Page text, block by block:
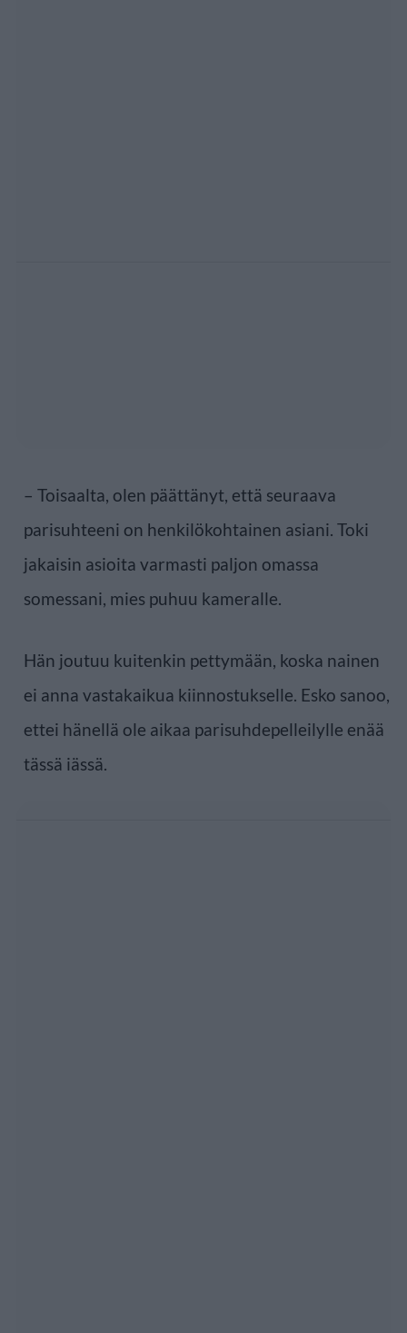
– Toisaalta, olen päättänyt, että seuraava
parisuhteeni on henkilökohtainen asiani. Toki
jakaisin asioita varmasti paljon omassa
somessani, mies puhuu kameralle.
Hän joutuu kuitenkin pettymään, koska nainen
ei anna vastakaikua kiinnostukselle. Esko sanoo,
ettei hänellä ole aikaa parisuhdepelleilylle enää
tässä iässä.